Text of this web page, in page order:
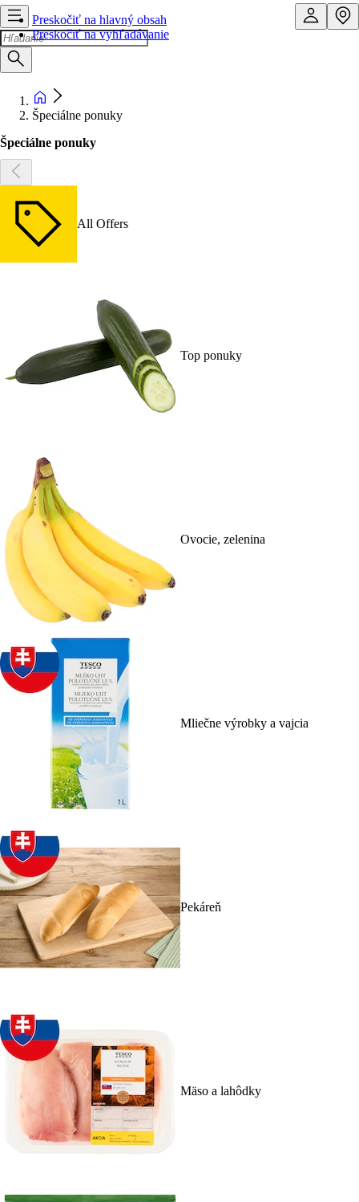
Preskočiť na hlavný obsah
Preskočiť na vyhľadávanie
Špeciálne ponuky
Špeciálne ponuky
All Offers
Top ponuky
Ovocie, zelenina
Mliečne výrobky a vajcia
Pekáreň
Mäso a lahôdky